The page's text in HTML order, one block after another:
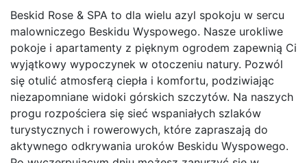
Beskid Rose & SPA to dla wielu azyl spokoju w sercu
malowniczego Beskidu Wyspowego. Nasze urokliwe
pokoje i apartamenty z pięknym ogrodem zapewnią Ci
wyjątkowy wypoczynek w otoczeniu natury. Pozwól
się otulić atmosferą ciepła i komfortu, podziwiając
niezapomniane widoki górskich szczytów. Na naszych
progu rozpościera się sieć wspaniałych szlaków
turystycznych i rowerowych, które zapraszają do
aktywnego odkrywania uroków Beskidu Wyspowego.